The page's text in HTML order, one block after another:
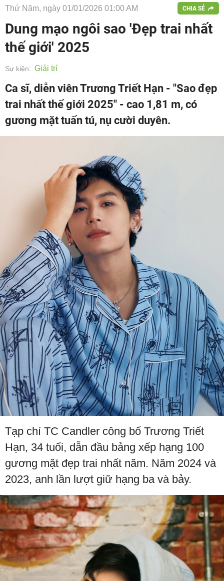
Thứ Năm, ngày 01/01/2026 01:00 AM CHIA SẺ
Dung mạo ngôi sao 'Đẹp trai nhất
thế giới' 2025
Sự kiện: Giải trí
Ca sĩ, diễn viên Trương Triết Hạn - "Sao đẹp
trai nhất thế giới 2025" - cao 1,81 m, có
gương mặt tuấn tú, nụ cười duyên.
Tạp chí TC Candler công bố Trương Triết
Hạn, 34 tuổi, dẫn đầu bảng xếp hạng 100
gương mặt đẹp trai nhất năm. Năm 2024 và
2023, anh lần lượt giữ hạng ba và bảy.